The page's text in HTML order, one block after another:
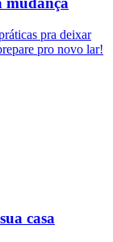
pra deixar
pro novo lar!
casa